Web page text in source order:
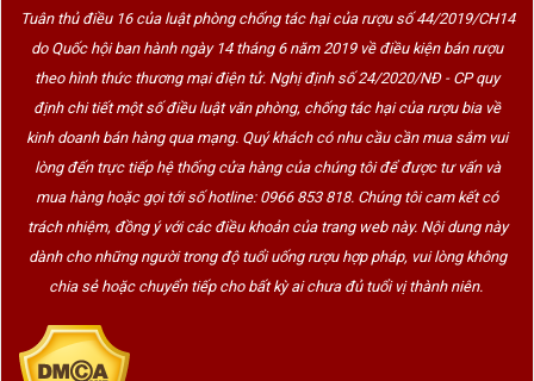
Tuân thủ điều 16 của luật phòng chống tác hại của rượu số 44/2019/CH14
do Quốc hội ban hành ngày 14 tháng 6 năm 2019 về điều kiện bán rượu
theo hình thức thương mại điện tử. Nghị định số 24/2020/NĐ - CP quy
định chi tiết một số điều luật văn phòng, chống tác hại của rượu bia về
kinh doanh bán hàng qua mạng. Quý khách có nhu cầu cần mua sắm vui
lòng đến trực tiếp hệ thống cửa hàng của chúng tôi để được tư vấn và
mua hàng hoặc gọi tới số hotline: 0966 853 818. Chúng tôi cam kết có
trách nhiệm, đồng ý với các điều khoản của trang web này. Nội dung này
dành cho những người trong độ tuổi uống rượu hợp pháp, vui lòng không
chia sẻ hoặc chuyển tiếp cho bất kỳ ai chưa đủ tuổi vị thành niên.